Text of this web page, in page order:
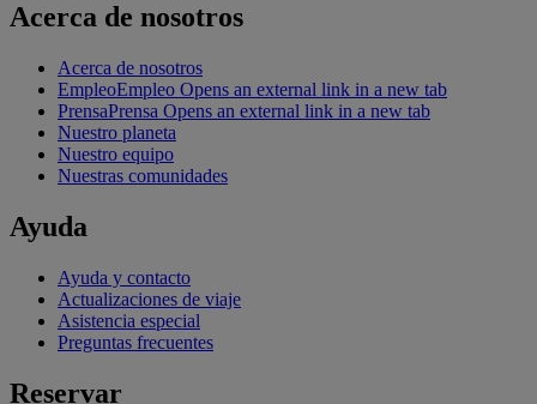
Acerca de nosotros
Acerca de nosotros
EmpleoEmpleo Opens an external link in a new tab
PrensaPrensa Opens an external link in a new tab
Nuestro planeta
Nuestro equipo
Nuestras comunidades
Ayuda
Ayuda y contacto
Actualizaciones de viaje
Asistencia especial
Preguntas frecuentes
Reservar